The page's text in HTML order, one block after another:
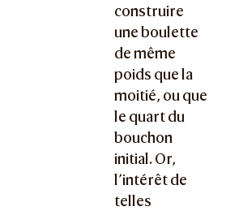
construire
une boulette
de même
poids que la
moitié, ou que
le quart du
bouchon
initial. Or,
l’intérêt de
telles